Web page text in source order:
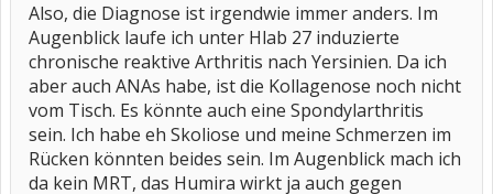
Also, die Diagnose ist irgendwie immer anders. Im
Augenblick laufe ich unter Hlab 27 induzierte
chronische reaktive Arthritis nach Yersinien. Da ich
aber auch ANAs habe, ist die Kollagenose noch nicht
vom Tisch. Es könnte auch eine Spondylarthritis
sein. Ich habe eh Skoliose und meine Schmerzen im
Rücken könnten beides sein. Im Augenblick mach ich
da kein MRT, das Humira wirkt ja auch gegen